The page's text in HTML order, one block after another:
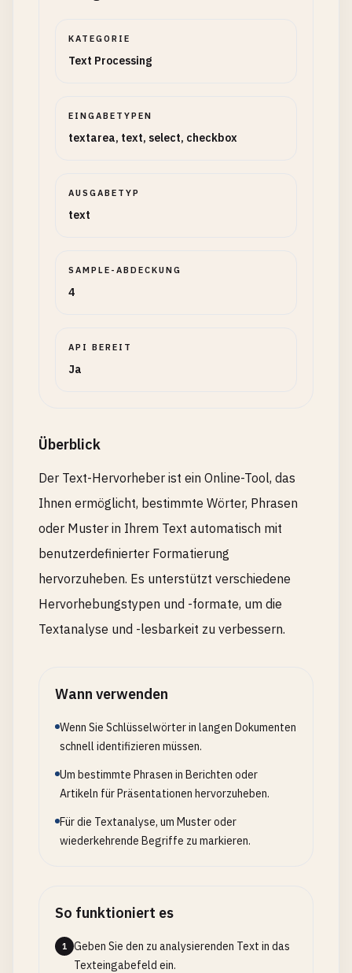
KATEGORIE
Text Processing
EINGABETYPEN
textarea, text, select, checkbox
AUSGABETYP
text
SAMPLE-ABDECKUNG
4
API BEREIT
Ja
Überblick
Der Text-Hervorheber ist ein Online-Tool, das
Ihnen ermöglicht, bestimmte Wörter, Phrasen
oder Muster in Ihrem Text automatisch mit
benutzerdefinierter Formatierung
hervorzuheben. Es unterstützt verschiedene
Hervorhebungstypen und -formate, um die
Textanalyse und -lesbarkeit zu verbessern.
Wann verwenden
Wenn Sie Schlüsselwörter in langen Dokumenten
schnell identifizieren müssen.
Um bestimmte Phrasen in Berichten oder
Artikeln für Präsentationen hervorzuheben.
Für die Textanalyse, um Muster oder
wiederkehrende Begriffe zu markieren.
So funktioniert es
1
Geben Sie den zu analysierenden Text in das
Texteingabefeld ein.